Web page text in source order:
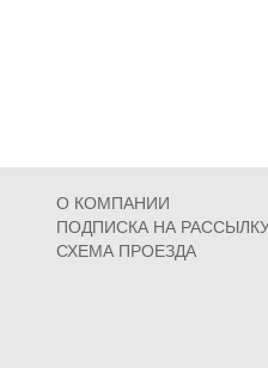
О КОМПАНИИ
ПОДПИСКА НА
СХЕМА ПРОЕЗДА